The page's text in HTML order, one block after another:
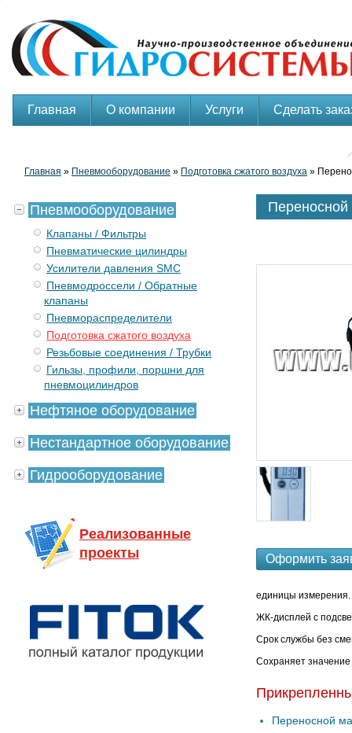
Главная О компании Услуги Сделать
Главная » Пневмооборудование » Подготовка сжатого воздуха »
Переносной
Оформить
единицы измерения.
ЖК-дисплей с
Срок службы без
Сохраняет
Переносной
Пневмооборудование
Клапаны / Фильтры
Пневматические цилиндры
Усилители давления SMC
Пневмодроссели / Обратные
клапаны
Пневмораспределители
Подготовка сжатого воздуха
Резьбовые соединения / Трубки
Гильзы, профили, поршни для
пневмоцилиндров
Нефтяное оборудование
Нестандартное оборудование
Гидрооборудование
Реализованные
проекты